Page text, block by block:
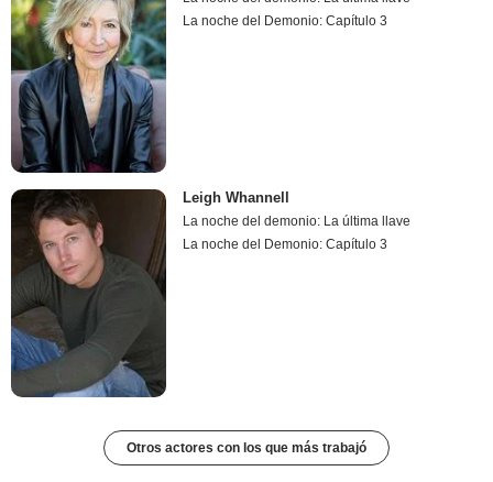
La noche del Demonio: Capítulo 3
Leigh Whannell
La noche del demonio: La última llave
La noche del Demonio: Capítulo 3
Otros actores con los que más trabajó